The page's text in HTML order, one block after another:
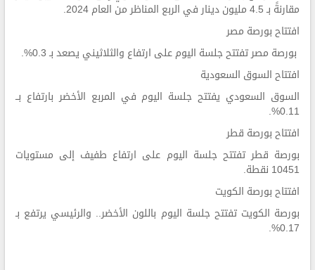
مقارنةً بـ 4.5 مليون دينار في الربع المناظر من العام 2024.
افتتاح بورصة مصر
بورصة مصر تفتتح جلسة اليوم على ارتفاع والثلاثيني يصعد بـ 0.3%.
افتتاح السوق السعودية
السوق السعودي يفتتح جلسة اليوم في المربع الأخضر بارتفاع بــ
0.11%.
افتتاح بورصة قطر
بورصة قطر تفتتح جلسة اليوم على ارتفاع طفيف إلى مستويات
10451 نقطة.
افتتاح بورصة الكويت
بورصة الكويت تفتتح جلسة اليوم باللون الأخضر.. والرئيسي يرتفع بـ
0.17%.